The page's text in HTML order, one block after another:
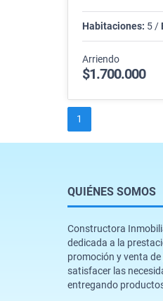
Habitaciones: 5 /
Arriendo
$1.700.000
1
QUIÉNES SOMOS
Constructora
dedicada a la
promoción y venta
satisfacer las
entregando